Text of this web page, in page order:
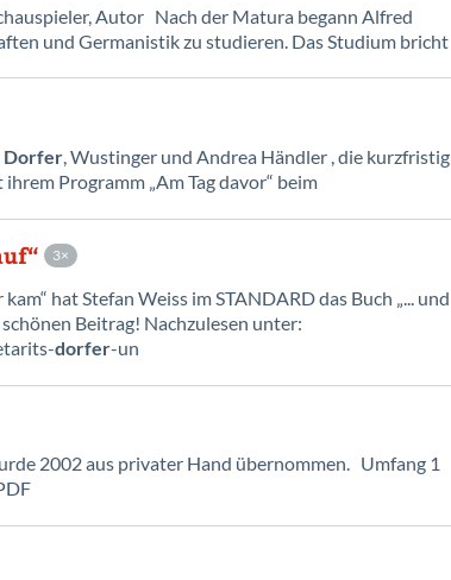
Autor Nach der Matura begann Alfred
und Germanistik zu studieren. Das Studium bricht
Dorfer, Wustinger und Andrea Händler , die kurzfristig
Programm „Am Tag davor“ beim
3
hat Stefan Weiss im STANDARD das Buch „... und
Beitrag! Nachzulesen unter:
dorfer-un
2002 aus privater Hand übernommen. Umfang 1